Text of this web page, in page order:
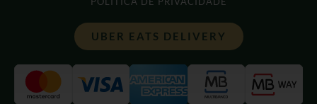
UBER EATS DELIVERY